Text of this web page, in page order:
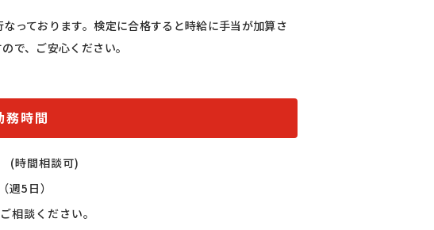
っております。検定に合格すると時給に手当が加算さ
で、ご安心ください。
務時間
(時間相談可)
5日）
相談ください。